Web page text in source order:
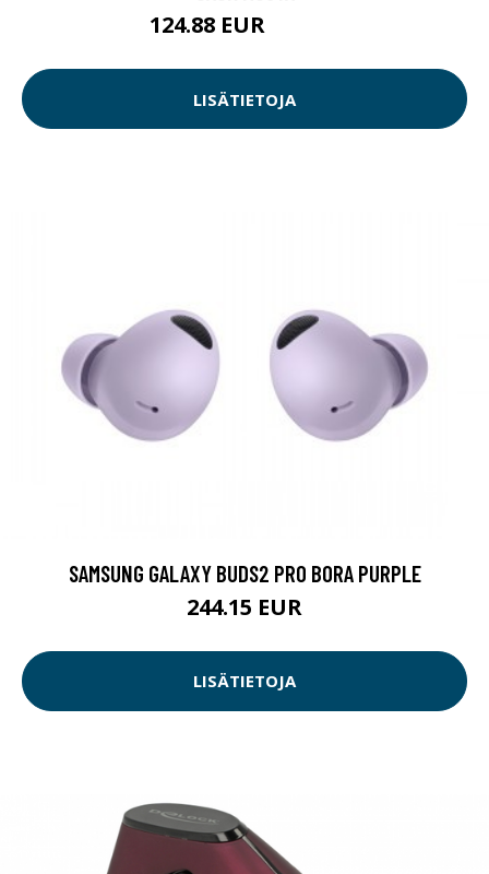
124.88 EUR
LISÄTIETOJA
SAMSUNG GALAXY BUDS2 PRO BORA PURPLE
244.15 EUR
LISÄTIETOJA